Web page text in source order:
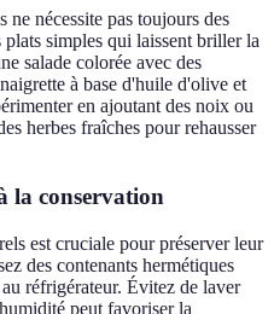
nécessite pas toujours des
plats simples qui laissent briller la
salade colorée avec des
à base d'huile d'olive et
en ajoutant des noix ou
herbes fraîches pour rehausser
la conservation
est cruciale pour préserver leur
des contenants hermétiques
réfrigérateur. Évitez de laver
peut favoriser la